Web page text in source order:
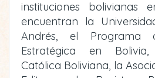
instituciones bolivianas
encuentran la
Andrés, el Programa
Estratégica en
Católica Boliviana, la